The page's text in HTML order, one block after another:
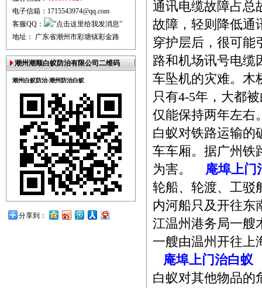
电子信箱：1715543974@qq.com
客服QQ：
地址： 广东省潮州市彩塘镇彩金路
潮州潮顺白蚁防治有限公司二维码
潮州白蚁防治-潮州防治白蚁
分享到：
通讯电缆故障占总
故障，轻则降低通
穿护层后，很可能
路和机场讯号电缆
车坠机的灾难。木
只有4-5年，大都
仅能保持两年左
白蚁对铁路运输的
车车厢。据广州铁
为害。
庵埠上门
轮船、轮渡、工驳
内河船只及开往东
江温州港务局一艘
一艘由温州开往
庵埠上门治白蚁
白蚁对其他物